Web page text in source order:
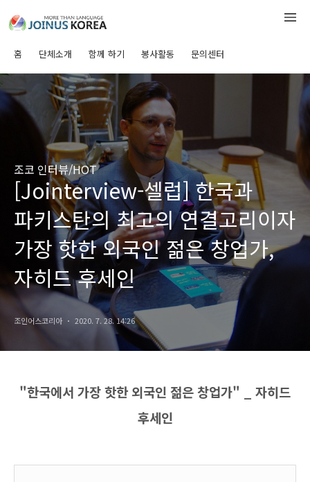
홈 단체소개 함께 하기 봉사활동 문의센터
조코 인터뷰/HOT
[Jointerview-셀럽] 한국과
파키스탄의 최고의 연결고리이자
가장 핫한 외국인 젊은 창업가,
자히드 후세인
조인어스코리아 2020. 7. 28. 14:26
"한국에서 가장 핫한 외국인 젊은 창업가" _ 자히드
후세인